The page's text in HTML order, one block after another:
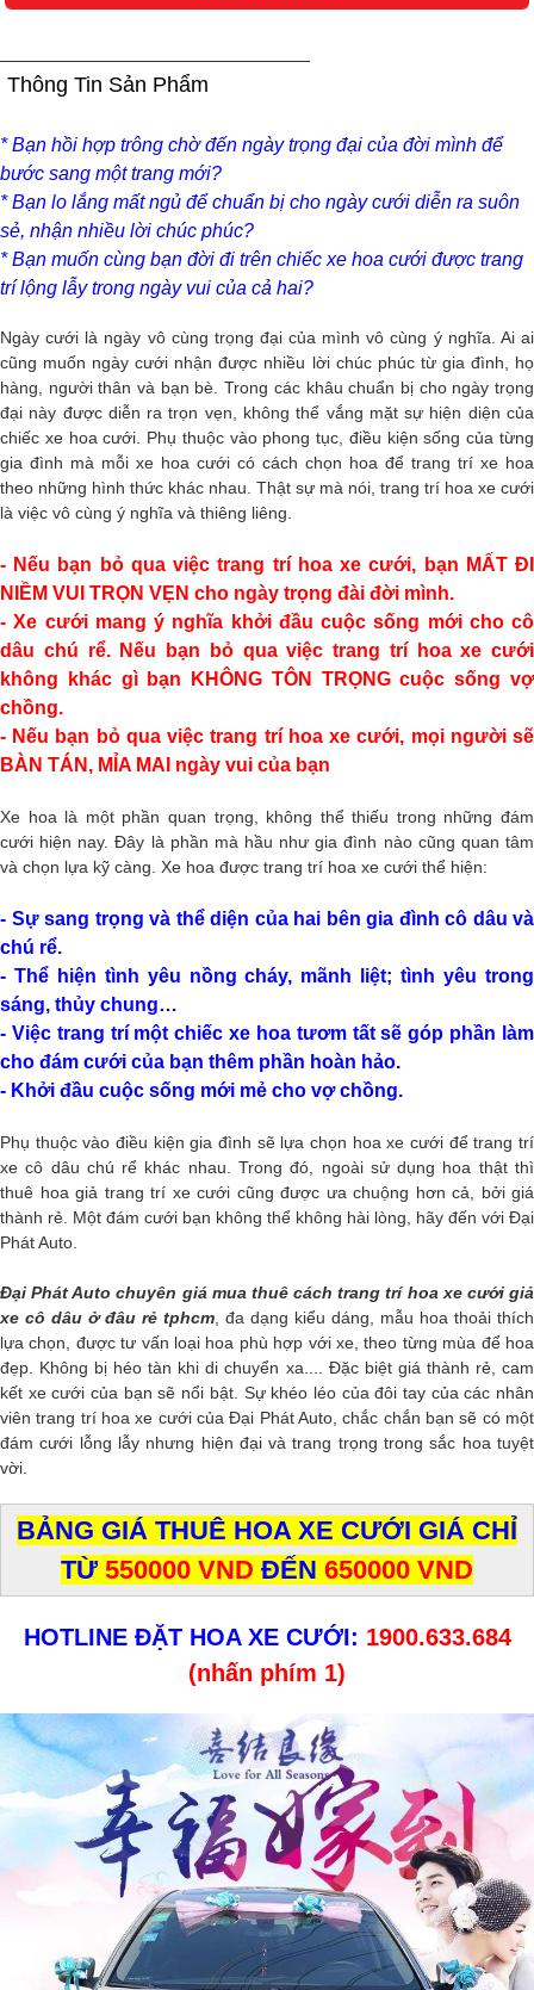
Thông Tin Sản Phẩm
* Bạn hồi hợp trông chờ đến ngày trọng đại của đời mình để
bước sang một trang mới?
* Bạn lo lắng mất ngủ để chuẩn bị cho ngày cưới diễn ra suôn
sẻ, nhận nhiều lời chúc phúc?
* Bạn muốn cùng bạn đời đi trên chiếc xe hoa cưới được trang
trí lộng lẫy trong ngày vui của cả hai?
Ngày cưới là ngày vô cùng trọng đại của mình vô cùng ý nghĩa. Ai ai
cũng muốn ngày cưới nhận được nhiều lời chúc phúc từ gia đình, họ
hàng, người thân và bạn bè. Trong các khâu chuẩn bị cho ngày trọng
đại này được diễn ra trọn vẹn, không thể vắng mặt sự hiện diện của
chiếc xe hoa cưới. Phụ thuộc vào phong tục, điều kiện sống của từng
gia đình mà mỗi xe hoa cưới có cách chọn hoa để trang trí xe hoa
theo những hình thức khác nhau. Thật sự mà nói, trang trí hoa xe cưới
là việc vô cùng ý nghĩa và thiêng liêng.
- Nếu bạn bỏ qua việc trang trí hoa xe cưới, bạn MẤT ĐI
NIỀM VUI TRỌN VẸN cho ngày trọng đài đời mình.
- Xe cưới mang ý nghĩa khởi đầu cuộc sống mới cho cô
dâu chú rể. Nếu bạn bỏ qua việc trang trí hoa xe cưới
không khác gì bạn KHÔNG TÔN TRỌNG cuộc sống vợ
chồng.
- Nếu bạn bỏ qua việc trang trí hoa xe cưới, mọi người sẽ
BÀN TÁN, MỈA MAI ngày vui của bạn
Xe hoa là một phần quan trọng, không thể thiếu trong những đám
cưới hiện nay. Đây là phần mà hầu như gia đình nào cũng quan tâm
và chọn lựa kỹ càng. Xe hoa được trang trí hoa xe cưới thể hiện:
- Sự sang trọng và thể diện của hai bên gia đình cô dâu và
chú rể.
- Thể hiện tình yêu nồng cháy, mãnh liệt; tình yêu trong
sáng, thủy chung…
- Việc trang trí một chiếc xe hoa tươm tất sẽ góp phần làm
cho đám cưới của bạn thêm phần hoàn hảo.
- Khởi đầu cuộc sống mới mẻ cho vợ chồng.
Phụ thuộc vào điều kiện gia đình sẽ lựa chọn hoa xe cưới để trang trí
xe cô dâu chú rể khác nhau. Trong đó, ngoài sử dụng hoa thật thì
thuê hoa giả trang trí xe cưới cũng được ưa chuộng hơn cả, bởi giá
thành rẻ. Một đám cưới bạn không thể không hài lòng, hãy đến với Đại
Phát Auto.
Đại Phát Auto chuyên giá mua thuê cách trang trí hoa xe cưới giả
xe cô dâu ở đâu rẻ tphcm , đa dạng kiểu dáng, mẫu hoa thoải thích
lựa chọn, được tư vấn loại hoa phù hợp với xe, theo từng mùa để hoa
đẹp. Không bị héo tàn khi di chuyển xa.... Đặc biệt giá thành rẻ, cam
kết xe cưới của bạn sẽ nổi bật. Sự khéo léo của đôi tay của các nhân
viên trang trí hoa xe cưới của Đại Phát Auto, chắc chắn bạn sẽ có một
đám cưới lỗng lẫy nhưng hiện đại và trang trọng trong sắc hoa tuyệt
vời.
BẢNG GIÁ THUÊ HOA XE CƯỚI GIÁ CHỈ
TỪ 550000 VND ĐẾN 650000 VND
HOTLINE ĐẶT HOA XE CƯỚI: 1900.633.684
(nhấn phím 1)